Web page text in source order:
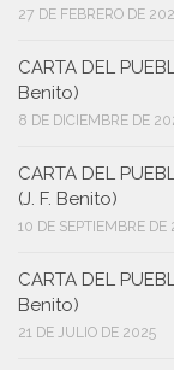
27 DE FEBRERO DE
CARTA DEL
Benito)
8 DE DICIEMBRE DE
CARTA DEL
(J. F. Benito)
10 DE SEPTIEMBRE DE
CARTA DEL
Benito)
21 DE JULIO DE 2025